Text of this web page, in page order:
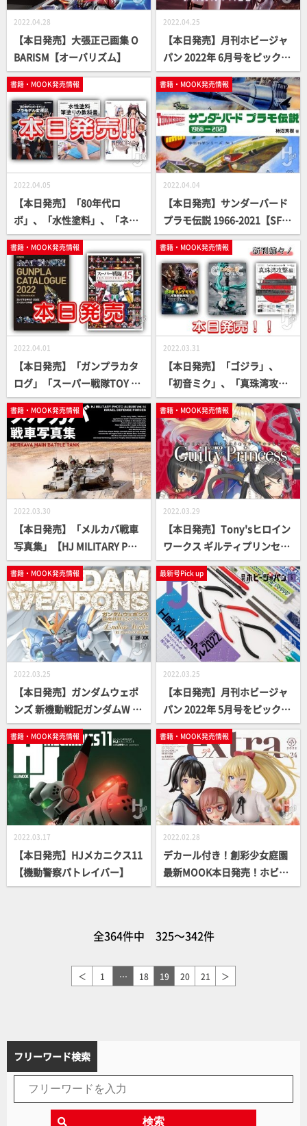
2022.04.28
【本日発売】大張正己画集 O
BARISM【オーバリズム】
2022.04.25
【本日発売】月刊ホビージャ
パン 2022年 6月号をピックア
ップ！
書籍・MOOK発売情報
2022.04.05
【本日発売】「80年代ロ
ボ」、「水性塗料」、「ネコ
ぱら」書籍続々登場！【プラ
モからフィギュアまで】
書籍・MOOK発売情報
2022.04.04
【本日発売】サンダーバード
プラモ伝説 1966-2021【SF人
形劇の金字塔】
書籍・MOOK発売情報
2022.04.01
【本日発売】「ガンプラカタ
ログ」「スーパー戦隊TOY HI
STORY」【資料に最適！】
書籍・MOOK発売情報
2022.03.31
【本日発売】「ゴジラ」、
「初音ミク」、「真珠湾攻
撃」書籍続々登場！【フィギ
ュアからスケールまで】
書籍・MOOK発売情報
2022.03.30
【本日発売】「メルカバ戦車
写真集」【HJ MILITARY PHO
TO ALBUM】
書籍・MOOK発売情報
2022.03.29
【本日発売】Tony'sヒロイン
ワークス ギルティプリンセス
編 【プラパーツ＆デカール付
き】
書籍・MOOK発売情報
2022.03.25
【本日発売】ガンダムウェポ
ンズ 新機動戦記ガンダムW E
ndless Waltz 敗者たちの栄光
編【ガンダムMOOK】
最新号Pick up
2022.03.25
【本日発売】月刊ホビージャ
パン 2022年 5月号をピックア
ップ！
書籍・MOOK発売情報
2022.03.17
【本日発売】HJメカニクス11
【機動警察パトレイバー】
書籍・MOOK発売情報
2022.02.28
デカール付き！創彩少女庭園
最新MOOK本日発売！ホビー
ジャパンエクストラ Vol.24
全364件中 325～342件
＜ 1 … 18 19 20 21 ＞
フリーワード検索
検索